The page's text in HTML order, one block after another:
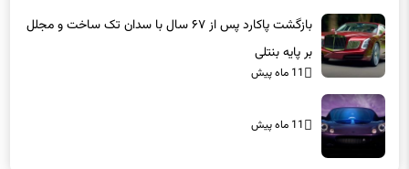
بازگشت پاکارد پس از ۶۷ سال با سدان تک ساخت و مجلل
بر پایه بنتلی
11 ماه پیش
11 ماه پیش